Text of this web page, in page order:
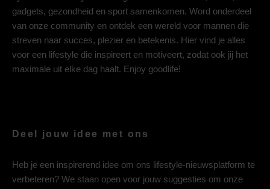
gadgets, gezondheid en sport samenkomen. Word onderdeel
van onze community en ontdek een wereld voor mannen die
streven naar succes, plezier en betekenis. Hier vind je alles
voor een lifestyle die inspireert en motiveert, zodat ook jij het
maximale uit elke dag haalt. Enjoy goodlife!
Deel jouw idee met ons
Heb je een inspirerend idee om ons lifestyle-nieuwsplatform te
verbeteren? We staan open voor jouw suggesties om onze